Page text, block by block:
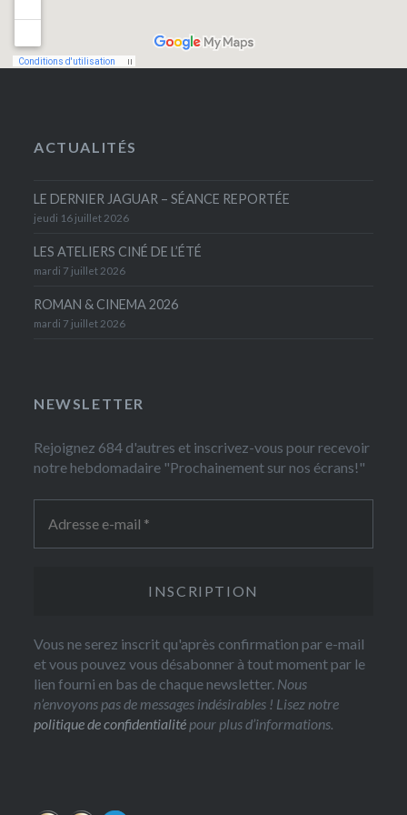
ACTUALITÉS
LE DERNIER JAGUAR – SÉANCE REPORTÉE
jeudi 16 juillet 2026
LES ATELIERS CINÉ DE L’ÉTÉ
mardi 7 juillet 2026
ROMAN & CINEMA 2026
mardi 7 juillet 2026
NEWSLETTER
Rejoignez 684 d'autres et inscrivez-vous pour recevoir
notre hebdomadaire "Prochainement sur nos écrans!"
Vous ne serez inscrit qu'après confirmation par e-mail
et vous pouvez vous désabonner à tout moment par le
lien fourni en bas de chaque newsletter. Nous
n’envoyons pas de messages indésirables ! Lisez notre
politique de confidentialité pour plus d’informations.